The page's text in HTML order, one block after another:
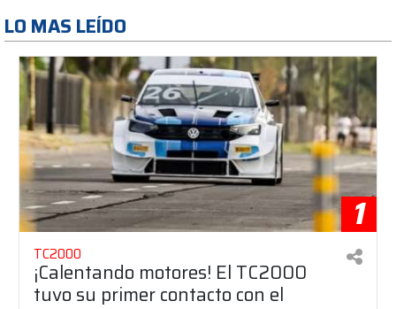
LO MAS LEÍDO
1
TC2000
¡Calentando motores! El TC2000
tuvo su primer contacto con el